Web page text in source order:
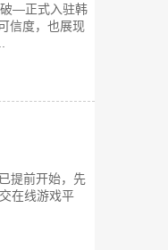
破—正式入驻韩
信度，也展现
提前开始，先
在线游戏平